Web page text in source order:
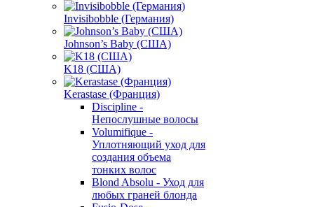
Invisibobble (Германия)
Johnson’s Baby (США)
K18 (США)
Kerastase (Франция)
Discipline -
Непослушные волосы
Volumifique -
Уплотняющий уход для
создания объема
тонких волос
Blond Absolu - Уход для
любых граней блонда